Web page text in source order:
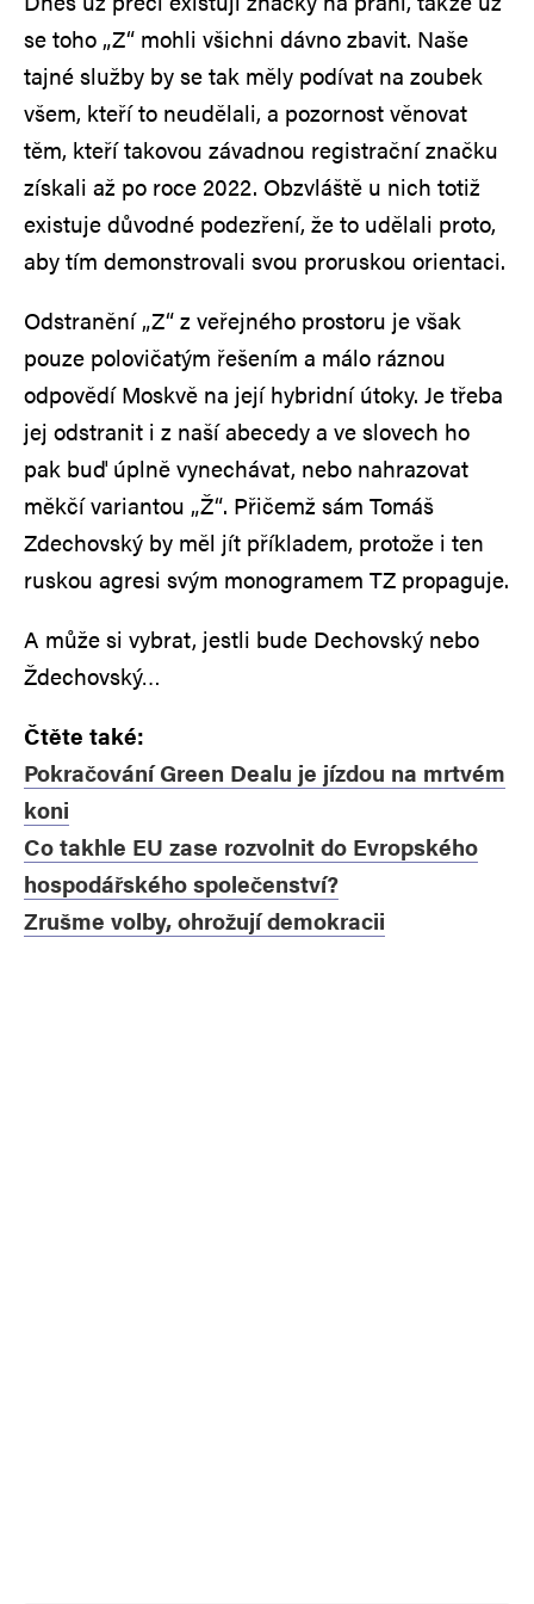
se toho „Z“ mohli všichni dávno zbavit. Naše
tajné služby by se tak měly podívat na zoubek
všem, kteří to neudělali, a pozornost věnovat
těm, kteří takovou závadnou registrační značku
získali až po roce 2022. Obzvláště u nich totiž
existuje důvodné podezření, že to udělali proto,
aby tím demonstrovali svou proruskou orientaci.
Odstranění „Z“ z veřejného prostoru je však
pouze polovičatým řešením a málo ráznou
odpovědí Moskvě na její hybridní útoky. Je třeba
jej odstranit i z naší abecedy a ve slovech ho
pak buď úplně vynechávat, nebo nahrazovat
měkčí variantou „Ž“. Přičemž sám Tomáš
Zdechovský by měl jít příkladem, protože i ten
ruskou agresi svým monogramem TZ propaguje.
A může si vybrat, jestli bude Dechovský nebo
Ždechovský…
Čtěte také:
Pokračování Green Dealu je jízdou na mrtvém
koni
Co takhle EU zase rozvolnit do Evropského
hospodářského společenství?
Zrušme volby, ohrožují demokracii